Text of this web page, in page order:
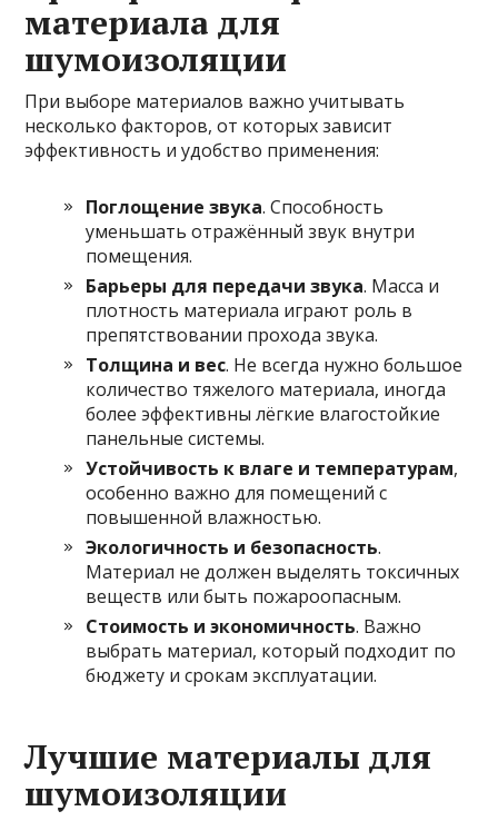
материала для
шумоизоляции
При выборе материалов важно учитывать
несколько факторов, от которых зависит
эффективность и удобство применения:
Поглощение звука. Способность
уменьшать отражённый звук внутри
помещения.
Барьеры для передачи звука. Масса и
плотность материала играют роль в
препятствовании прохода звука.
Толщина и вес. Не всегда нужно большое
количество тяжелого материала, иногда
более эффективны лёгкие влагостойкие
панельные системы.
Устойчивость к влаге и температурам,
особенно важно для помещений с
повышенной влажностью.
Экологичность и безопасность.
Материал не должен выделять токсичных
веществ или быть пожароопасным.
Стоимость и экономичность. Важно
выбрать материал, который подходит по
бюджету и срокам эксплуатации.
Лучшие материалы для
шумоизоляции